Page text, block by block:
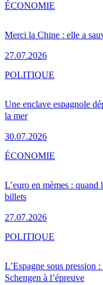
Merci la Chine : elle a
27.07.2026
ÉCONOMIE
Une enclave espagnole
la mer
30.07.2026
POLITIQUE
L’euro en mèmes :
billets
27.07.2026
ÉCONOMIE
L’Espagne sous pression
Schengen à l’épreuve
POLITIQUE